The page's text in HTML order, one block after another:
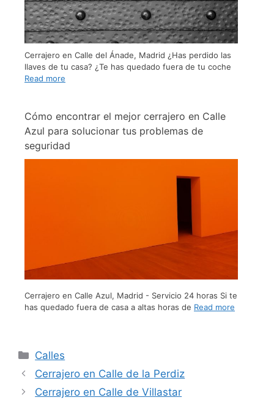
Cerrajero en Calle del Ánade, Madrid ¿Has perdido las
llaves de tu casa? ¿Te has quedado fuera de tu coche
Read more
Cómo encontrar el mejor cerrajero en Calle
Azul para solucionar tus problemas de
seguridad
Cerrajero en Calle Azul, Madrid - Servicio 24 horas Si te
has quedado fuera de casa a altas horas de Read more
Calles
Cerrajero en Calle de la Perdiz
Cerrajero en Calle de Villastar